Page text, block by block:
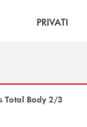
PRIVATI
Total Body 2/3